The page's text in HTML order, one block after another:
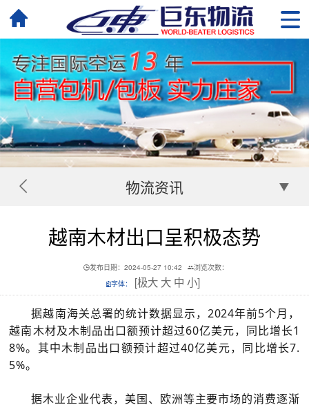
物流资讯
越南木材出口呈积极态势
发布日期：2024-05-27 10:42
浏览次数：
字体：
[极大 大 中 小]
据越南海关总署的统计数据显示，2024年前5个月，
越南木材及木制品出口额预计超过60亿美元，同比增长1
8%。其中木制品出口额预计超过40亿美元，同比增长7.
5%。
据木业企业代表，美国、欧洲等主要市场的消费逐渐